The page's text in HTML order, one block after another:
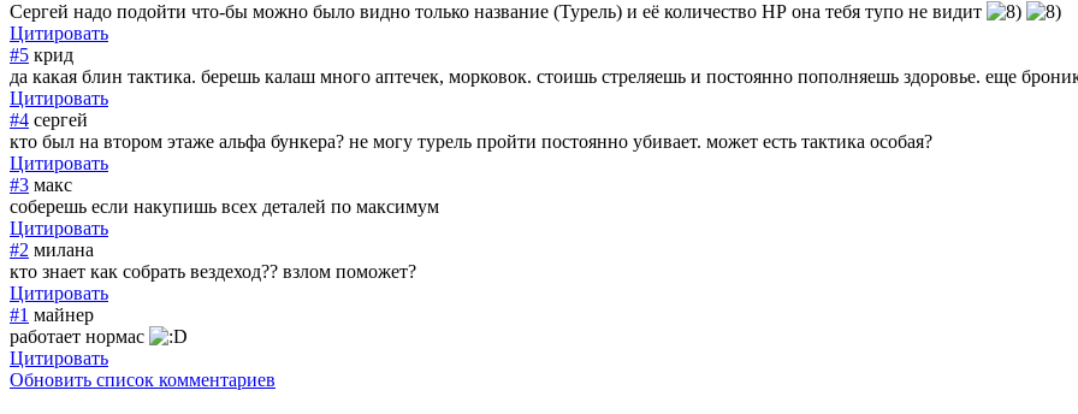
Сергей надо подойти что-бы можно было видно только название (Турель) и её количество НР она тебя тупо не видит
Цитировать
#5 крид
да какая блин тактика. берешь калаш много аптечек, морковок. стоишь стреляешь и постоянно пополняешь здоровье. еще
Цитировать
#4 сергей
кто был на втором этаже альфа бункера? не могу турель пройти постоянно убивает. может есть тактика особая?
Цитировать
#3 макс
соберешь если накупишь всех деталей по максимум
Цитировать
#2 милана
кто знает как собрать вездеход?? взлом поможет?
Цитировать
#1 майнер
работает нормас
Цитировать
Обновить список комментариев